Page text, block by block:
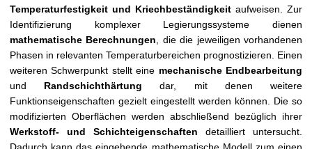
Temperaturfestigkeit und Kriechbeständigkeit aufweisen. Zur
Identifizierung komplexer Legierungssysteme dienen
mathematische Berechnungen , die die jeweiligen vorhandenen
Phasen in relevanten Temperaturbereichen prognostizieren. Einen
weiteren Schwerpunkt stellt eine mechanische Endbearbeitung
und Randschichthärtung dar, mit denen weitere
Funktionseigenschaften gezielt eingestellt werden können. Die so
modifizierten Oberflächen werden abschließend bezüglich ihrer
Werkstoff- und Schichteigenschaften detailliert untersucht.